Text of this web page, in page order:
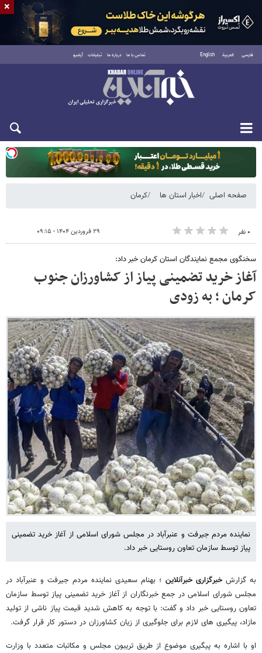
فارسی العربية English تماس با ما درباره ما تبلیغات آرشیو
یکشنبه ۱۸ مرداد ۱۴۰۵
صفحه اصلی اخبار استان ها کرمان
۰ نفر ۲۹ فروردین ۱۴۰۴ - ۰۹:۱۵
سخنگوی مجمع نمایندگان استان کرمان خبر داد:
آغاز خرید تضمینی پیاز از کشاورزان جنوب
کرمان ؛ به زودی
نماینده مردم جیرفت و عنبرآباد در مجلس شورای اسلامی از آغاز خرید تضمینی
پیاز توسط سازمان تعاون روستایی خبر داد.
به گزارشخبرگزاری خبرآنلاین ؛ بهنام سعیدی نماینده مردم جیرفت و عنبرآباد در
مجلس شورای اسلامی در جمع خبرنگاران از آغاز خرید تضمینی پیاز توسط سازمان
تعاون روستایی خبر داد و گفت: با توجه به کاهش شدید قیمت پیاز ناشی از تولید
مازاد، پیگیری‌ های لازم برای جلوگیری از زیان کشاورزان در دستور کار قرار گرفت.
او با اشاره به پیگیری موضوع از طریق تریبون مجلس و مکاتبات متعدد با وزارت
×